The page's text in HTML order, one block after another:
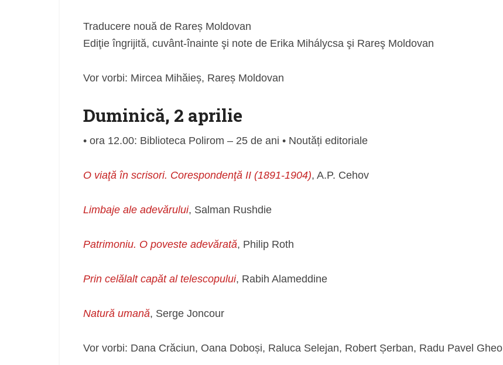
Traducere nouă de Rareș Moldovan
Ediţie îngrijită, cuvânt-înainte şi note de Erika Mihálycsa şi Rareş Moldovan
Vor vorbi: Mircea Mihăieș, Rareș Moldovan
Duminică, 2 aprilie
• ora 12.00: Biblioteca Polirom – 25 de ani • Noutăți editoriale
O viaţă în scrisori. Corespondenţă II (1891-1904), A.P. Cehov
Limbaje ale adevărului, Salman Rushdie
Patrimoniu. O poveste adevărată, Philip Roth
Prin celălalt capăt al telescopului, Rabih Alameddine
Natură umană, Serge Joncour
Vor vorbi: Dana Crăciun, Oana Doboși, Raluca Selejan, Robert Șerban, Radu Pavel Gheo